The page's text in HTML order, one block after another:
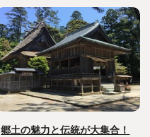
郷土の魅力と伝統が大集合！